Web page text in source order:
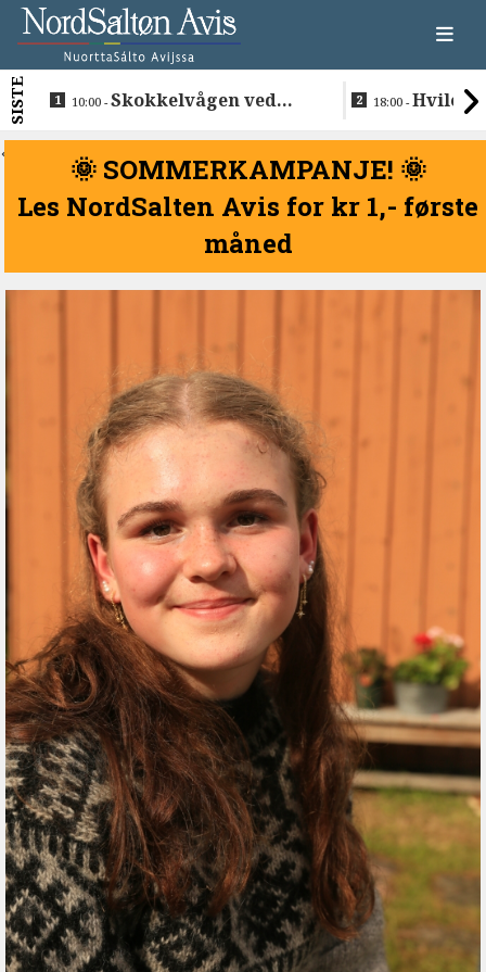
SISTE 10:00 -Skokkelvågen ved
18:00 -Hvile i
<
🌞 SOMMERKAMPANJE! 🌞
Les NordSalten Avis for kr 1,- første
måned